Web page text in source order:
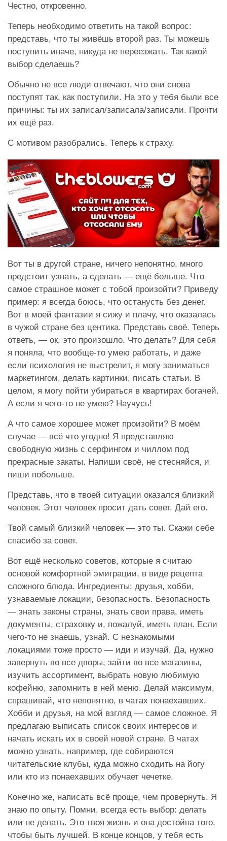
Честно, откровенно.
Теперь необходимо ответить на такой вопрос:
представь, что ты живёшь второй раз. Ты можешь
поступить иначе, никуда не переезжать. Так какой
выбор сделаешь?
Обычно не все люди отвечают, что они снова
поступят так, как поступили. На это у тебя были все
причины: ты их записал/записала/записали. Прочти
их ещё раз.
С мотивом разобрались. Теперь к страху.
Вот ты в другой стране, ничего непонятно, много
предстоит узнать, а сделать — ещё больше. Что
самое страшное может с тобой произойти? Приведу
пример: я всегда боюсь, что останусть без денег.
Вот в моей фантазии я сижу и плачу, что оказалась
в чужой стране без центика. Представь своё. Теперь
ответь, — ок, это произошло. Что делать? Для себя
я поняла, что вообще-то умею работать, и даже
если психология не выстрелит, я могу заниматься
маркетингом, делать картинки, писать статьи. В
целом, я могу пойти убираться в квартирах богачей.
А если я чего-то не умею? Научусь!
А что самое хорошее может произойти? В моём
случае — всё что угодно! Я представляю
свободную жизнь с серфингом и чиллом под
прекрасные закаты. Напиши своё, не стесняйся, и
пиши побольше.
Представь, что в твоей ситуации оказался близкий
человек. Этот человек просит дать совет. Дай его.
Твой самый близкий человек — это ты. Скажи себе
спасибо за совет.
Вот ещё несколько советов, которые я считаю
основой комфортной эмиграции, в виде рецепта
сложного блюда. Ингредиенты: друзья, хобби,
узнаваемые локации, безопасность. Безопасность
— знать законы страны, знать свои права, иметь
документы, страховку и, пожалуй, иметь план. Если
чего-то не знаешь, узнай. С незнакомыми
локациями тоже просто — иди и изучай. Да, нужно
завернуть во все дворы, зайти во все магазины,
изучить ассортимент, выбрать новую любимую
кофейню, запомнить в ней меню. Делай максимум,
спрашивай, что непонятно, в чатах понаехавших.
Хобби и друзья, на мой взгляд — самое сложное. Я
предлагаю выписать список своих интересов и
начать искать их в своей новой стране. В чатах
можно узнать, например, где собираются
читательские клубы, куда можно сходить на йогу
или кто из понаехавших обучает чечетке.
Конечно же, написать всё проще, чем провернуть. Я
знаю по опыту. Помни, всегда есть выбор: делать
или не делать. Это твоя жизнь и она достойна того,
чтобы быть лучшей. В конце концов, у тебя есть